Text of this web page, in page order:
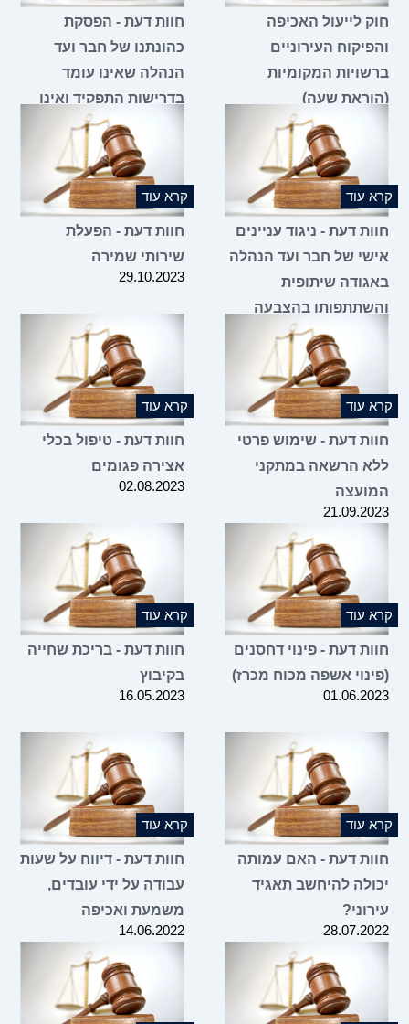
חוק לייעול האכיפה
והפיקוח העירוניים
ברשויות המקומיות
(הוראת שעה)
חוות דעת - הפסקת
כהונתנו של חבר ועד
הנהלה שאינו עומד
בדרישות התפקיד ואינו
מגיע לישיבות הוועד
ומילוי מקומו על ידי
מועמד אחר
28.12.2023
קרא עוד
חוות דעת - ניגוד עניינים
אישי של חבר ועד הנהלה
באגודה שיתופית
והשתתפותו בהצבעה
בעניין הסכם שכירות של
31.10.2023
קרא עוד
חוות דעת - הפעלת
שירותי שמירה
29.10.2023
קרא עוד
חוות דעת - שימוש פרטי
ללא הרשאה במתקני
המועצה
21.09.2023
קרא עוד
חוות דעת - טיפול בכלי
אצירה פגומים
02.08.2023
קרא עוד
חוות דעת - פינוי דחסנים
(פינוי אשפה מכוח מכרז)
01.06.2023
קרא עוד
חוות דעת - בריכת שחייה
בקיבוץ
16.05.2023
קרא עוד
חוות דעת - האם עמותה
יכולה להיחשב תאגיד
עירוני?
28.07.2022
קרא עוד
חוות דעת - דיווח על שעות
עבודה על ידי עובדים,
משמעת ואכיפה
14.06.2022